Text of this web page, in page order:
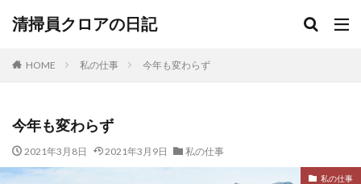
清掃員クロアの日記
HOME 私の仕事 今年も変わらず
今年も変わらず
2021年3月8日 2021年3月9日 私の仕事
私の仕事